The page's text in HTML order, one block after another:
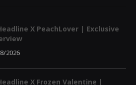
X PeachLover | Exclusive
2026
X Frozen Valentine |